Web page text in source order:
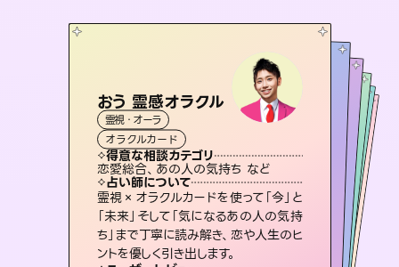
おう 霊感オラクル
霊視・オーラ
オラクルカード
得意な相談カテゴリ
恋愛総合、あの人の気持ち など
占い師について
霊視×オラクルカードを使って「今」と
「未来」そして「気になるあの人の気持
ち」まで丁寧に読み解き、恋や人生のヒ
ントを優しく引き出します。
未来視師＊花
霊視・オーラ
スピリチュアル・リーディング
得意な相談カテゴリ
出逢い、片想い、復縁 など
占い師について
未来には何パターンもの選択肢があり
ます。不安で視えにくくなっているあな
たの素敵な未来を見つけ、その未来を
選択できるようアドバイスします。
アイリス -iris-
西洋占星術
ルーン
得意な相談カテゴリ
恋愛総合、片想い、二人の未来 など
占い師について
復縁、恋愛、不倫の行方、同性愛や片
思い、仕事関係や借金問題まで知りた
いことや心の負担になっていることを
紐解き、背中をそっと押して導きます。
ユーザーレビュー
セラピスト理恵
霊視・オーラ
スピリチュアル・リーディング
得意な相談カテゴリ
片想い、二人の未来、年の差 など
占い師について
連絡再開、復縁、成就などの報告実績多数。セラピストとして2万超の施術経験があるからこそできる鑑定で、より良い未来をサポートします。
ユーザーレビュー
スピリチュアル・リーディング
得意な相談カテゴリ
片想い、あの人の気持ち、復縁 など
占い師について
3,700年以上の歴史を持つ東洋最古の
占術「易占」で詳細まで占い、幸せへ向
かう道筋を示します。厳しい結果にも具
体的な対策をお伝えします。
ユーザーレビュー
霊視・オーラ タロット
スピリチュアル・リーディング
得意な相談カテゴリ
片想い、あの人の気持ち、復縁 など
占い師について
恋愛のお悩みの中でも特に「曖昧な関
係」の相談を得意としており、友達以上
恋人未満なお相手との今後や本音を丁
寧に読み解き恋愛成就へと導きます。
ユーザーレビュー